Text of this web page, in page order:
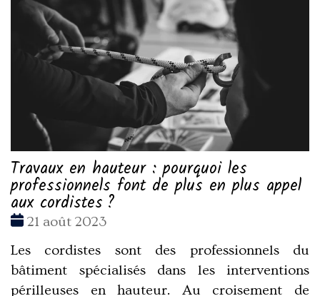
Travaux en hauteur : pourquoi les
professionnels font de plus en plus appel
aux cordistes ?
Date
21 août 2023
Les cordistes sont des professionnels du
bâtiment spécialisés dans les interventions
périlleuses en hauteur. Au croisement de